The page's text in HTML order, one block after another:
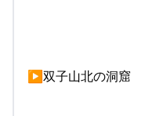
▶双子山北の洞窟